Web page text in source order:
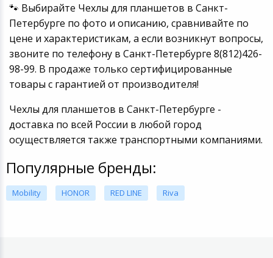
🐾 Выбирайте Чехлы для планшетов в Санкт-
Петербурге по фото и описанию, сравнивайте по
цене и характеристикам, а если возникнут вопросы,
звоните по телефону в Санкт-Петербурге 8(812)426-
98-99. В продаже только сертифицированные
товары с гарантией от производителя!
Чехлы для планшетов в Санкт-Петербурге -
доставка по всей России в любой город
осуществляется также транспортными компаниями.
Популярные бренды:
Mobility HONOR RED LINE Riva